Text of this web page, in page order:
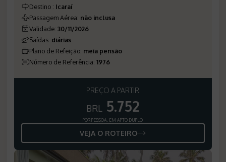
Destino : Icaraí
Passagem Aérea: não inclusa
Validade: 30/11/2026
Saídas: diárias
Plano de Refeição: meia pensão
Número de Referência: 1976
PREÇO A PARTIR
BRL 5.752
POR PESSOA, EM APTO DUPLO
VEJA O ROTEIRO